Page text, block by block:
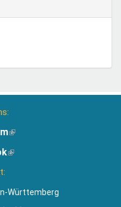
(Link
extern)
(Link
Württemberg